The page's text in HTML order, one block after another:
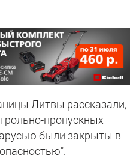
Литвы рассказали,
пропускных
были закрыты в